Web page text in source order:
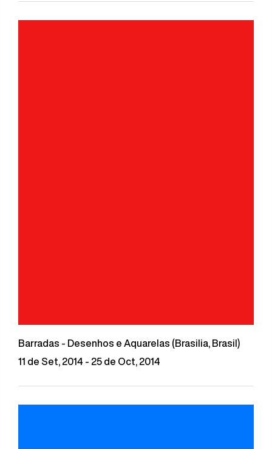
Barradas - Desenhos e Aquarelas (Brasilia, Brasil)
11 de Set, 2014 - 25 de Oct, 2014